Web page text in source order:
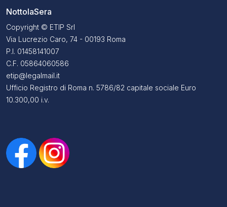
NottolaSera
Copyright © ETIP Srl
Via Lucrezio Caro, 74 - 00193 Roma
P.I. 01458141007
C.F. 05864060586
etip@legalmail.it
Ufficio Registro di Roma n. 5786/82 capitale sociale Euro
10.300,00 i.v.